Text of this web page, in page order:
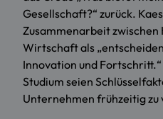
Gesellschaft?“ zurück.
Zusammenarbeit zwischen
Wirtschaft als
Innovation und
Studium seien
Unternehmen frühzeitig zu